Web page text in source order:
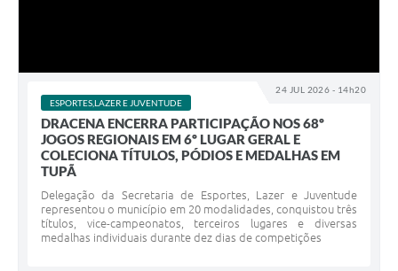
24 JUL 2026 - 14h20
ESPORTES,LAZER E JUVENTUDE
DRACENA ENCERRA PARTICIPAÇÃO NOS 68º
JOGOS REGIONAIS EM 6º LUGAR GERAL E
COLECIONA TÍTULOS, PÓDIOS E MEDALHAS EM
TUPÃ
Delegação da Secretaria de Esportes, Lazer e Juventude
representou o município em 20 modalidades, conquistou três
títulos, vice-campeonatos, terceiros lugares e diversas
medalhas individuais durante dez dias de competições